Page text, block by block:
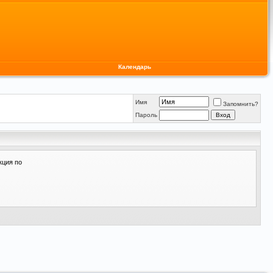
Календарь
Имя
Запомнить?
Пароль
по